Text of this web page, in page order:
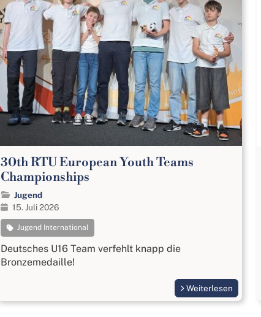
30th RTU European Youth Teams
Championships
Jugend
15. Juli 2026
Jugend International
Deutsches U16 Team verfehlt knapp die
Bronzemedaille!
Weiterlesen